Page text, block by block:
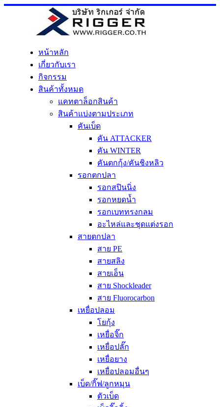
Skip
หน้าหลัก
เกี่ยวกับเรา
กิจกรรม
สินค้าทั้งหมด
แคทตาล็อกสินค้า
สินค้าแบ่งตามประเภท
คันเบ็ด
คัน ATTACKER
คัน WINTER
คันตกกุ้ง/คันชิงหลิว
รอกตกปลา
รอกสปินนิ่ง
รอกหยดน้ำ
รอกเบททรงกลม
อะไหล่และชุดแต่งรอก
สายตกปลา
สาย PE
สายสลิง
สายเอ็น
สาย Shockleader
สาย Fluorocarbon
เหยื่อปลอม
โยกุ้ง
เหยื่อจิ๊ก
เหยื่อปลั๊ก
เหยื่อยาง
เหยื่อปลอมอื่นๆ
เบ็ด/กิ๊ฟ/ลูกหมุน
ตัวเบ็ด